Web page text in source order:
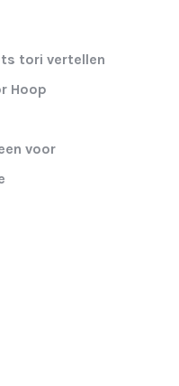
tori vertellen
Hoop
voor